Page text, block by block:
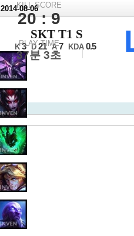
KILL SCORE
20 : 9
PLAY TIME
37분 3초
2014-08-06
3/4위전 1세트
SKT T1 S
K 3 D 21 A 7 KDA 0.5